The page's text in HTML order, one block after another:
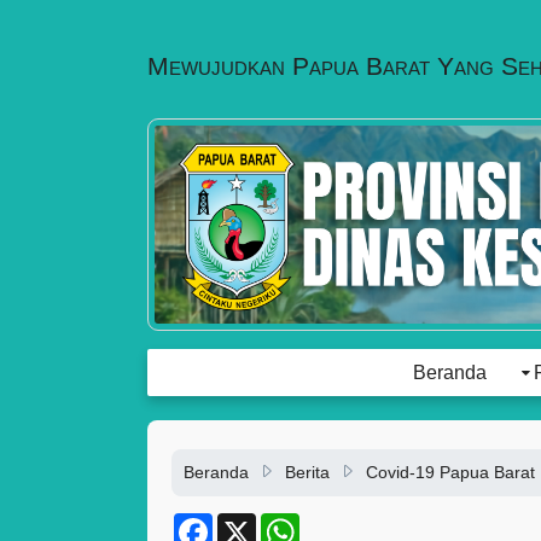
Mewujudkan Papua Barat Yang
Beranda
Beranda Berita Covid-19 Papua Barat
F
X